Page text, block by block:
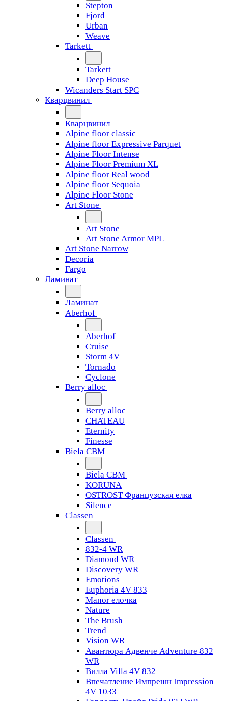
Stepton
Fjord
Urban
Weave
Tarkett
Tarkett
Deep House
Wicanders Start SPC
Кварцвинил
Кварцвинил
Alpine floor classic
Alpine floor Expressive Parquet
Alpine Floor Intense
Alpine Floor Premium XL
Alpine floor Real wood
Alpine floor Sequoia
Alpine Floor Stone
Art Stone
Art Stone
Art Stone Armor MPL
Art Stone Narrow
Decoria
Fargo
Ламинат
Ламинат
Aberhof
Aberhof
Cruise
Storm 4V
Tornado
Сyclone
Berry alloc
Berry alloc
CHATEAU
Eternity
Finesse
Biela CBM
Biela CBM
KORUNA
OSTROST Французская елка
Silence
Classen
Classen
832-4 WR
Diamond WR
Discovery WR
Emotions
Euphoria 4V 833
Manor елочка
Nature
The Brush
Trend
Vision WR
Авантюра Адвенче Adventure 832
WR
Вилла Villa 4V 832
Впечатление Импрешн Impression
4V 1033